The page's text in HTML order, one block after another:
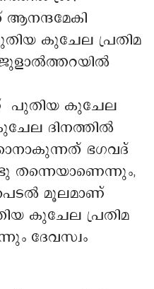
കുചേല പ്രതിമ
പുതിയ കുചേല
ദിനത്തിൽ
ഭഗവദ്
മൂലമാണ്
കുചേല പ്രതിമ
ദേവസ്വം